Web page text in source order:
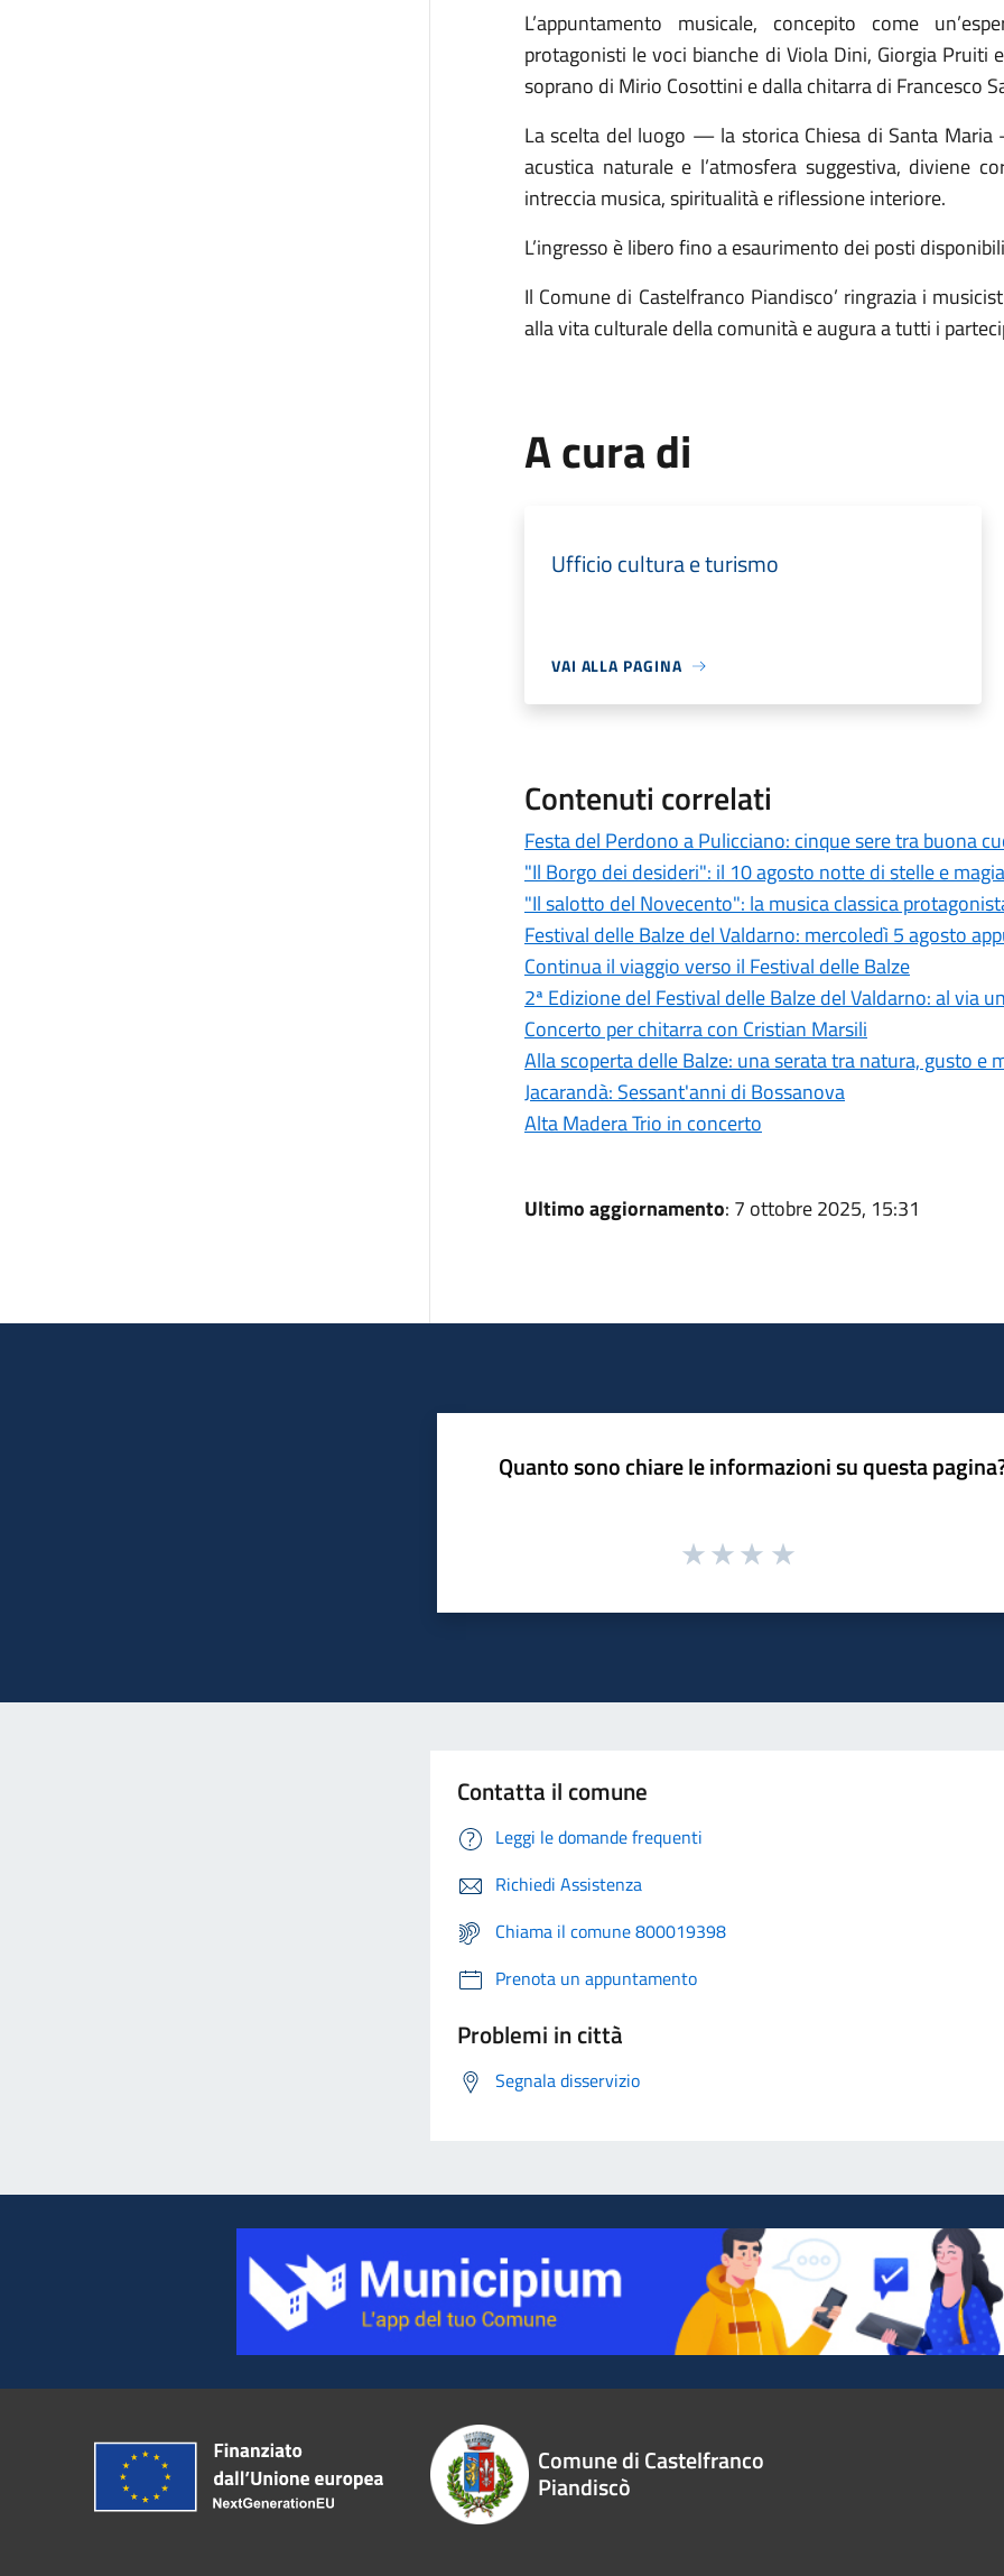
L’appuntamento musicale, concepito come
protagonisti le voci bianche di Viola Dini, Giorgia Pruiti
soprano di Mirio Cosottini e dalla chitarra di Francesco
La scelta del luogo — la storica Chiesa di Santa
acustica naturale e l’atmosfera suggestiva, diviene
intreccia musica, spiritualità e riflessione interiore.
L’ingresso è libero fino a esaurimento dei posti
Il Comune di Castelfranco Piandisco’ ringrazia i
alla vita culturale della comunità e augura a tutti i
A cura di
Ufficio cultura e turismo
VAI ALLA PAGINA
Contenuti correlati
Festa del Perdono a Pulicciano: cinque sere tra buona
"Il Borgo dei desideri": il 10 agosto notte di stelle e
"Il salotto del Novecento": la musica classica
Festival delle Balze del Valdarno: mercoledì 5 agosto
Continua il viaggio verso il Festival delle Balze
2ª Edizione del Festival delle Balze del Valdarno: al via
Concerto per chitarra con Cristian Marsili
Alla scoperta delle Balze: una serata tra natura, gusto e
Jacarandà: Sessant'anni di Bossanova
Alta Madera Trio in concerto
Ultimo aggiornamento: 7 ottobre 2025, 15:31
Quanto sono chiare le informazioni su questa
Contatta il comune
Leggi le domande frequenti
Richiedi Assistenza
Chiama il comune 800019398
Prenota un appuntamento
Problemi in città
Segnala disservizio
Comune di Castelfranco
Piandiscò